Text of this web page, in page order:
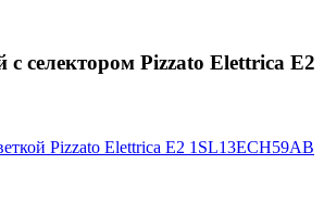
селектором Pizzato Elettrica E2